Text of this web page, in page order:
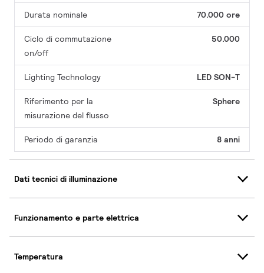
Durata nominale 70.000 ore
Ciclo di commutazione
on/off
50.000
Lighting Technology LED SON-T
Riferimento per la
misurazione del flusso
Sphere
Periodo di garanzia 8 anni
Dati tecnici di illuminazione
Funzionamento e parte elettrica
Temperatura